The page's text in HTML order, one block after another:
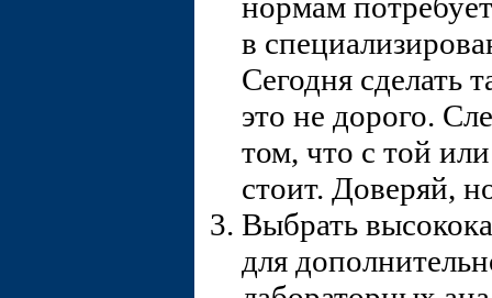
нормам
в
Сегодня сделать
это не дорого.
том, что с той
стоит. Доверяй,
Выбрать
для